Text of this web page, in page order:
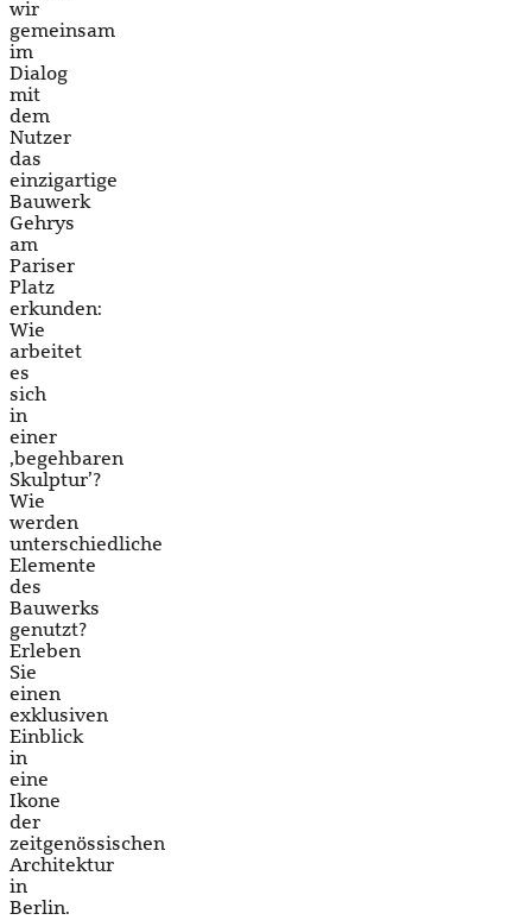
wir
gemeinsam
im
Dialog
mit
dem
Nutzer
das
einzigartige
Bauwerk
Gehrys
am
Pariser
Platz
erkunden:
Wie
arbeitet
es
sich
in
einer
‚begehbaren
Skulptur’?
Wie
werden
unterschiedliche
Elemente
des
Bauwerks
genutzt?
Erleben
Sie
einen
exklusiven
Einblick
in
eine
Ikone
der
zeitgenössischen
Architektur
in
Berlin.